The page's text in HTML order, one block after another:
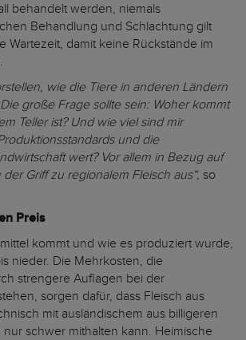
behandelt werden, niemals
Behandlung und Schlachtung gilt
Wartezeit, damit keine Rückstände im
wie die Tiere in anderen Ländern
große Frage sollte sein: Woher kommt
Teller ist? Und wie viel sind mir
und die
wert? Vor allem in Bezug auf
Griff zu regionalem Fleisch aus“, so
Preis
kommt und wie es produziert wurde,
nieder. Die Mehrkosten, die
strengere Auflagen bei der
sorgen dafür, dass Fleisch aus
mit ausländischem aus billigeren
schwer mithalten kann. Heimische